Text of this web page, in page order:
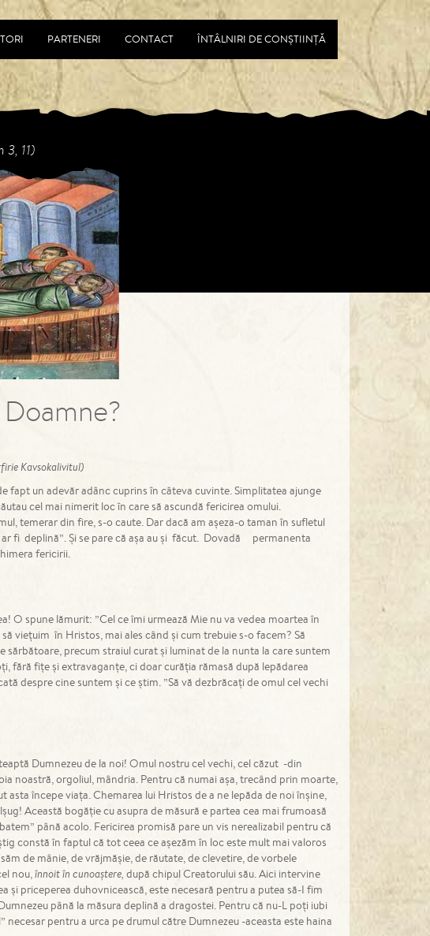
PARTENERI CONTACT ÎNTÂLNIRI DE CONȘTIINȚĂ
3, 11)
Lumina din suflet,
Next
Kavsokalivitul)
fapt un adevăr adânc cuprins în câteva cuvinte. Simplitatea ajunge
cel mai nimerit loc în care să ascundă fericirea omului.
temerar din fire, s-o caute. Dar dacă am așeza-o taman în sufletul
fi deplină”. Și se pare că așa au și făcut. Dovadă permanenta
fericirii.
O spune lămurit: ”Cel ce îmi urmează Mie nu va vedea moartea în
viețuim în Hristos, mai ales când și cum trebuie s-o facem? Să
precum straiul curat și luminat de la nunta la care suntem
fără fițe și extravaganțe, ci doar curăția rămasă după lepădarea
despre cine suntem și ce știm. ”Să vă dezbrăcați de omul cel vechi
Dumnezeu de la noi! Omul nostru cel vechi, cel căzut -din
noastră, orgoliul, mândria. Pentru că numai așa, trecând prin moarte,
începe viața. Chemarea lui Hristos de a ne lepăda de noi înșine,
Această bogăție cu asupra de măsură e partea cea mai frumoasă
până acolo. Fericirea promisă pare un vis nerealizabil pentru că
constă în faptul că tot ceea ce așezăm în loc este mult mai valoros
de mânie, de vrăjmășie, de răutate, de clevetire, de vorbele
nou,înnoit în cunoaștere, după chipul Creatorului său. Aici intervine
și priceperea duhovnicească, este necesară pentru a putea să-I fim
până la măsura deplină a dragostei. Pentru că nu-L poți iubi
pentru a urca pe drumul către Dumnezeu -aceasta este haina